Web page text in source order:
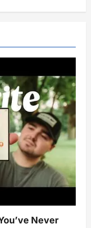
Never